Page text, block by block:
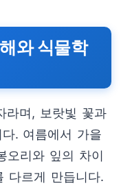
와 식물학
라며, 보랏빛 꽃과
. 여름에서 가을
오리와 잎의 차이
다르게 만듭니다.